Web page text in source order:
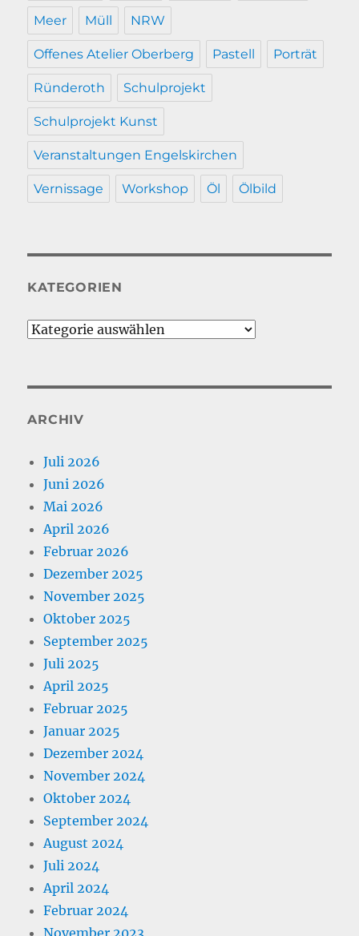
Meer Müll NRW
Offenes Atelier Oberberg Pastell Porträt
Ründeroth Schulprojekt
Schulprojekt Kunst
Veranstaltungen Engelskirchen
Vernissage Workshop Öl Ölbild
KATEGORIEN
Kategorien
ARCHIV
Juli 2026
Juni 2026
Mai 2026
April 2026
Februar 2026
Dezember 2025
November 2025
Oktober 2025
September 2025
Juli 2025
April 2025
Februar 2025
Januar 2025
Dezember 2024
November 2024
Oktober 2024
September 2024
August 2024
Juli 2024
April 2024
Februar 2024
November 2023